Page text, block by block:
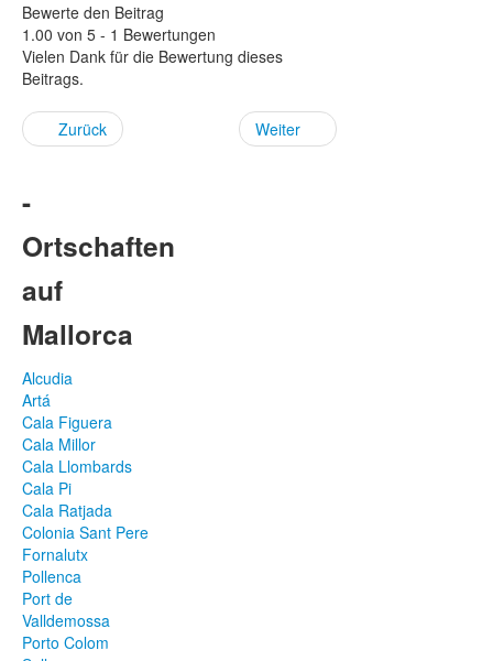
Bewerte den Beitrag
1.00 von 5 - 1 Bewertungen
Vielen Dank für die Bewertung dieses
Beitrags.
Zurück Weiter
-
Ortschaften
auf
Mallorca
Alcudia
Artá
Cala Figuera
Cala Millor
Cala Llombards
Cala Pi
Cala Ratjada
Colonia Sant Pere
Fornalutx
Pollenca
Port de
Valldemossa
Porto Colom